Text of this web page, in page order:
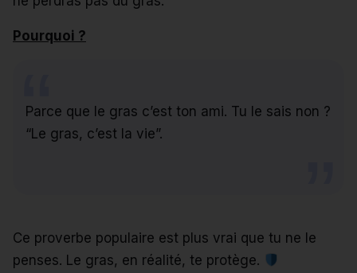
Pourquoi ?
Parce que le gras c’est ton ami. Tu le sais non ?
“Le gras, c’est la vie”.
Ce proverbe populaire est plus vrai que tu ne le
penses. Le gras, en réalité, te protège.